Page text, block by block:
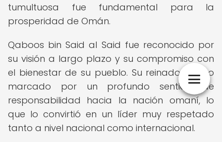
tumultuosa fue fundamental para la
prosperidad de Omán.
Qaboos bin Said al Said fue reconocido por
su visión a largo plazo y su compromiso con
el bienestar de su pueblo. Su reinado estuvo
marcado por un profundo sentido de
responsabilidad hacia la nación omaní, lo
que lo convirtió en un líder muy respetado
tanto a nivel nacional como internacional.